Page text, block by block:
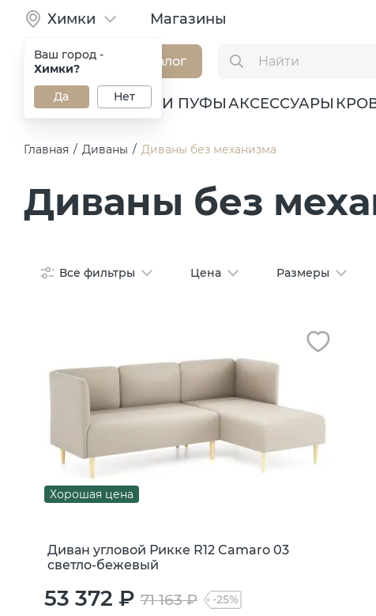
Химки
Ваш город -
Химки?
Да
Нет
Магазины
Каталог
ДИВАНЫ КРЕСЛА И ПУФЫАКСЕССУАРЫ
Главная / Диваны / Диваны без механизма
Диваны без
Все фильтры Цена Размеры
Хорошая цена
Диван угловой Рикке R12 Camaro 03
светло-бежевый
53 372 ₽ 71 163 ₽ -25%